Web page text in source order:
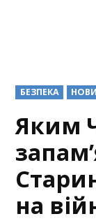
POSTED
IN
БЕЗПЕКА
Яким
на